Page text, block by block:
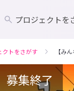
プロジェクトを
クトをさがす 【み
募集終了